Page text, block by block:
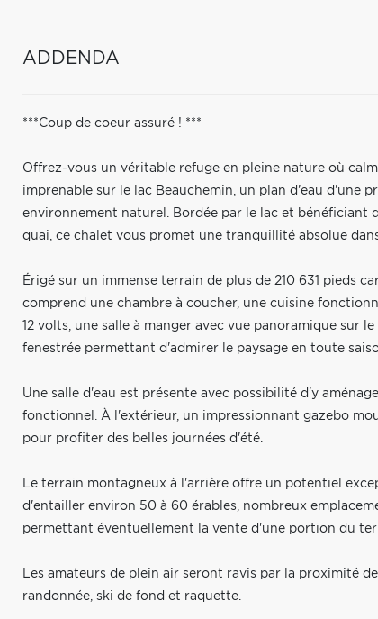
ADDENDA
***Coup de coeur assuré ! ***
Offrez-vous un véritable refuge en pleine nature où
imprenable sur le lac Beauchemin, un plan d'eau d'une
environnement naturel. Bordée par le lac et bénéficiant
quai, ce chalet vous promet une tranquillité absolue
Érigé sur un immense terrain de plus de 210 631 pieds
comprend une chambre à coucher, une cuisine
12 volts, une salle à manger avec vue panoramique sur
fenestrée permettant d'admirer le paysage en toute
Une salle d'eau est présente avec possibilité d'y
fonctionnel. À l'extérieur, un impressionnant gazebo
pour profiter des belles journées d'été.
Le terrain montagneux à l'arrière offre un potentiel
d'entailler environ 50 à 60 érables, nombreux
permettant éventuellement la vente d'une portion du
Les amateurs de plein air seront ravis par la proximité
randonnée, ski de fond et raquette.